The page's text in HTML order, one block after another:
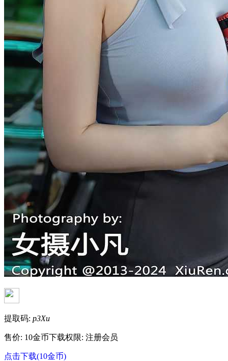
提取码: p3Xu
售价: 10金币下载权限: 注册会员
点击下载(10金币)